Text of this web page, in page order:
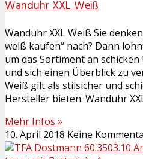
Wanduhr XXL Weiß
Wanduhr XXL Weiß Sie
weiß kaufen“ nach? Dann
um das Sortiment an
und sich einen Überblick zu
Weiß gilt als stilsicher und
Hersteller bieten. Wanduhr
Mehr Infos »
10. April 2018 Keine